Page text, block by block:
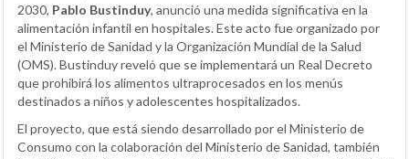
2030, Pablo Bustinduy, anunció una medida significativa en la
alimentación infantil en hospitales. Este acto fue organizado por
el Ministerio de Sanidad y la Organización Mundial de la Salud
(OMS). Bustinduy reveló que se implementará un Real Decreto
que prohibirá los alimentos ultraprocesados en los menús
destinados a niños y adolescentes hospitalizados.
El proyecto, que está siendo desarrollado por el Ministerio de
Consumo con la colaboración del Ministerio de Sanidad, también